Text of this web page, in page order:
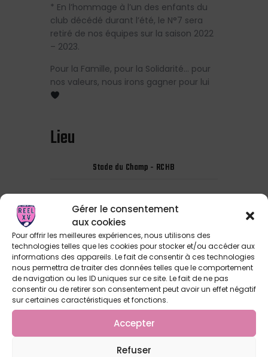
Gérer le consentement
aux cookies
Pour offrir les meilleures expériences, nous utilisons des
technologies telles que les cookies pour stocker et/ou accéder aux
informations des appareils. Le fait de consentir à ces technologies
nous permettra de traiter des données telles que le comportement
de navigation ou les ID uniques sur ce site. Le fait de ne pas
consentir ou de retirer son consentement peut avoir un effet négatif
sur certaines caractéristiques et fonctions.
Accepter
Refuser
* En l’hommage à l’un des enfants du
club décédé durant l’été, le N°7 sera
retiré de nos équipes sur la saison 2022
– 2023.
Pour la Famille, pour la Solidarité… pour
nos valeurs, nous irons gagner pour lui
Lieu
Stade du Champ - RCHB